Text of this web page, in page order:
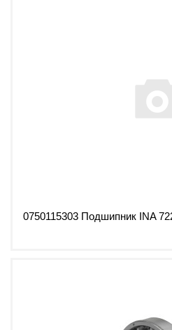
0750115303 Подшипник INA